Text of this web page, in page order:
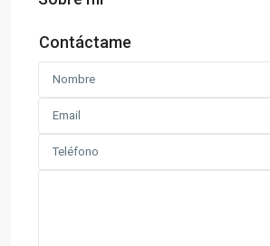
Contáctame